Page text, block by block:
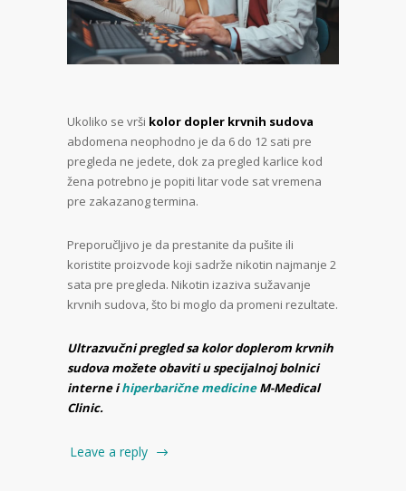
Ukoliko se vrši kolor dopler krvnih sudova
abdomena neophodno je da 6 do 12 sati pre
pregleda ne jedete, dok za pregled karlice kod
žena potrebno je popiti litar vode sat vremena
pre zakazanog termina.
Preporučljivo je da prestanite da pušite ili
koristite proizvode koji sadrže nikotin najmanje 2
sata pre pregleda. Nikotin izaziva sužavanje
krvnih sudova, što bi moglo da promeni rezultate.
Ultrazvučni pregled sa kolor doplerom krvnih
sudova možete obaviti u specijalnoj bolnici
interne ihiperbarične medicineM-Medical
Clinic.
Leave a reply